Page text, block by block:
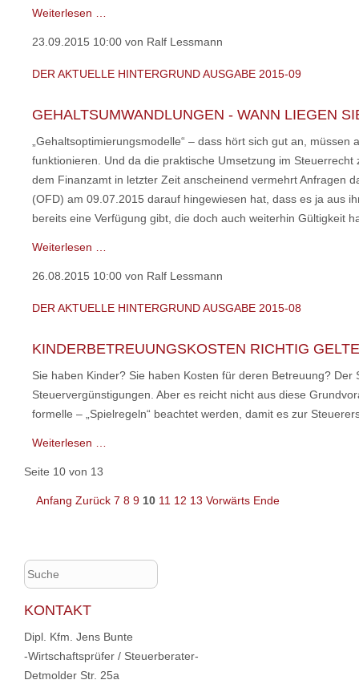
Weiterlesen …
Ausgabe
10
23.09.2015 10:00 von Ralf Lessmann
DER AKTUELLE HINTERGRUND AUSGABE 2015-09
GEHALTSUMWANDLUNGEN - WANN LIEGEN
„Gehaltsoptimierungsmodelle“ – dass hört sich gut an,
funktionieren. Und da die praktische Umsetzung im
dem Finanzamt in letzter Zeit anscheinend vermehrt Anfragen
(OFD) am 09.07.2015 darauf hingewiesen hat, dass es ja aus
bereits eine Verfügung gibt, die doch auch weiterhin Gültigkeit
Weiterlesen …
Ausgabe
09
26.08.2015 10:00 von Ralf Lessmann
DER AKTUELLE HINTERGRUND AUSGABE 2015-08
KINDERBETREUUNGSKOSTEN RICHTIG
Sie haben Kinder? Sie haben Kosten für deren Betreuung?
Steuervergünstigungen. Aber es reicht nicht aus diese
formelle – „Spielregeln“ beachtet werden, damit es zur
Weiterlesen …
Ausgabe
Seite 10 von 13
Anfang Zurück 7 8 9 10 11 12 13 Vorwärts Ende
KONTAKT
Dipl. Kfm. Jens Bunte
-Wirtschaftsprüfer / Steuerberater-
Detmolder Str. 25a